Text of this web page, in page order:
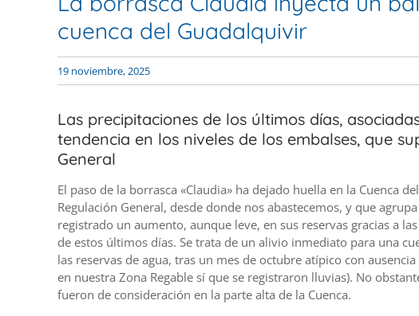
cuenca del Guadalquivir
19 noviembre, 2025
Las precipitaciones de los últimos días,
tendencia en los niveles de los embalses, que
General
El paso de la borrasca «Claudia» ha dejado huella en la Cuenca
Regulación General, desde donde nos abastecemos, y que
registrado un aumento, aunque leve, en sus reservas gracias a
de estos últimos días. Se trata de un alivio inmediato para una
las reservas de agua, tras un mes de octubre atípico con
en nuestra Zona Regable sí que se registraron lluvias). No
fueron de consideración en la parte alta de la Cuenca.